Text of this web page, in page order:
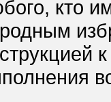
кто